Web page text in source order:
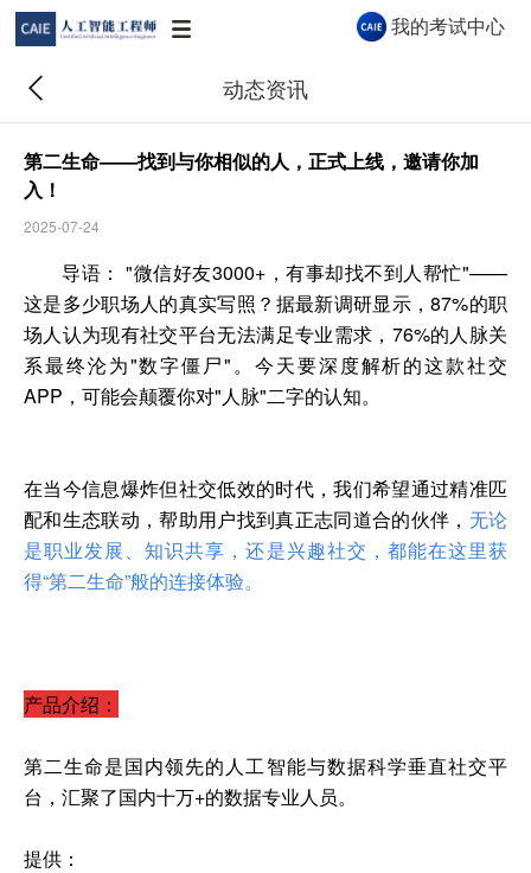
我的考试中心
动态资讯
第二生命——找到与你相似的人，正式上线，邀请你加
入！
2025-07-24
导语： "微信好友3000+，有事却找不到人帮忙"——
这是多少职场人的真实写照？据最新调研显示，87%的职
场人认为现有社交平台无法满足专业需求，76%的人脉关
系最终沦为"数字僵尸"。今天要深度解析的这款社交
APP，可能会颠覆你对"人脉"二字的认知。
在当今信息爆炸但社交低效的时代，我们希望通过精准匹
配和生态联动，帮助用户找到真正志同道合的伙伴， 无论
是职业发展、知识共享，还是兴趣社交，都能在这里获
得“第二生命”般的连接体验。
产品介绍：
第二生命是国内领先的人工智能与数据科学垂直社交平
台，汇聚了国内十万+的数据专业人员。
提供：
CAIE AI 助手
CAIE AI 助手 · 秒级解答认证与报考问题
问题都可以问我。
03:36